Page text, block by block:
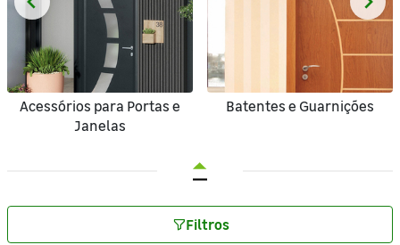
Acessórios para Portas e
Janelas
Batentes e Guarnições
Filtros